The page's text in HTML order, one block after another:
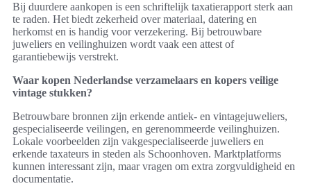
Bij duurdere aankopen is een schriftelijk taxatierapport sterk aan
te raden. Het biedt zekerheid over materiaal, datering en
herkomst en is handig voor verzekering. Bij betrouwbare
juweliers en veilinghuizen wordt vaak een attest of
garantiebewijs verstrekt.
Waar kopen Nederlandse verzamelaars en kopers veilige
vintage stukken?
Betrouwbare bronnen zijn erkende antiek- en vintagejuweliers,
gespecialiseerde veilingen, en gerenommeerde veilinghuizen.
Lokale voorbeelden zijn vakgespecialiseerde juweliers en
erkende taxateurs in steden als Schoonhoven. Marktplatforms
kunnen interessant zijn, maar vragen om extra zorgvuldigheid en
documentatie.